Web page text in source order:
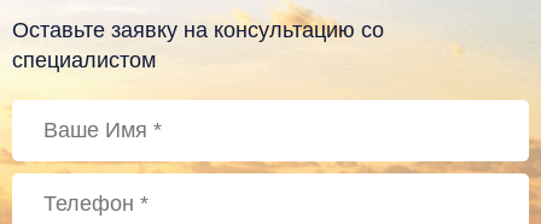
Оставьте заявку на консультацию со
специалистом